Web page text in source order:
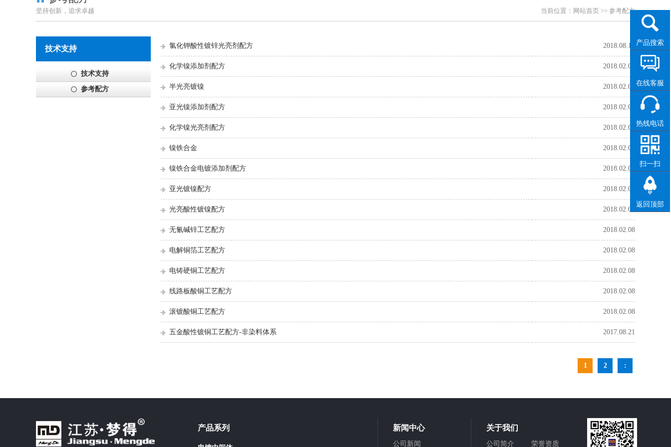
坚持创新，追求卓越 当前位置： 网站首页 >> 参考配方
技术支持
技术支持
参考配方
氯化钾酸性镀锌光亮剂配方 2018.08.17
化学镍添加剂配方 2018.02.08
半光亮镀镍 2018.02.08
亚光镍添加剂配方 2018.02.08
化学镍光亮剂配方 2018.02.08
镍铁合金 2018.02.08
镍铁合金电镀添加剂配方 2018.02.08
亚光镀镍配方 2018.02.08
光亮酸性镀镍配方 2018.02.08
无氰碱锌工艺配方 2018.02.08
电解铜箔工艺配方 2018.02.08
电铸硬铜工艺配方 2018.02.08
线路板酸铜工艺配方 2018.02.08
滚镀酸铜工艺配方 2018.02.08
五金酸性镀铜工艺配方-非染料体系 2017.08.21
1 2 :
产品系列 新闻中心
公司新闻
关于我们
公司简介 荣誉资质
产品搜索
在线客服
热线电话
扫一扫
返回顶部